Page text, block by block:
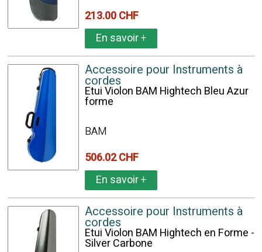
213.00 CHF
En savoir+
Accessoire pour Instruments à
cordes
Etui Violon BAM Hightech Bleu Azur
forme
BAM
506.02 CHF
En savoir+
Accessoire pour Instruments à
cordes
Etui Violon BAM Hightech en Forme -
Silver Carbone